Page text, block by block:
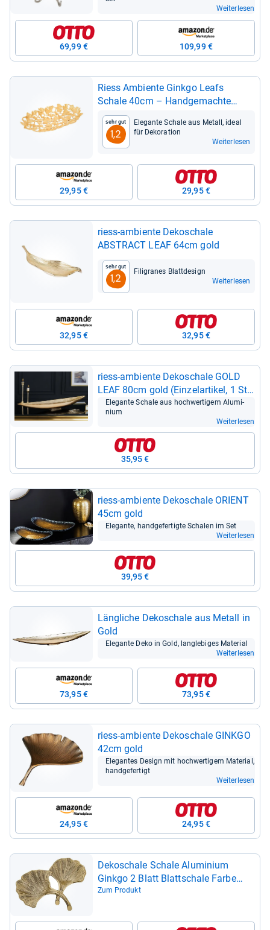
Weiterlesen
69,99 € 109,99 €
Riess Ambiente Ginkgo Leafs
Schale 40cm – Hand­ge­machte
Deko­schale aus Metall
Sehr gut
1,2
Ele­gante Schale aus Metall, ideal
für Deko­ra­tion
Weiterlesen
29,95 € 29,95 €
riess-​ambiente Deko­schale
ABSTRACT LEAF 64cm gold
Sehr gut
1,2
Fili­gra­nes Blatt­de­sign
Weiterlesen
32,95 € 32,95 €
riess-​ambiente Deko­schale GOLD
LEAF 80cm gold (Ein­zel­ar­ti­kel, 1 St),
Wohn­zim­mer · Metall · Blatt-​Design ·
Hand­ar­beit · Acces­soire
Ele­gante Schale aus hoch­wer­ti­gem Alu­mi­
nium
Weiterlesen
35,95 €
riess-​ambiente Deko­schale ORI­ENT
45cm gold
Ele­gante, hand­ge­fer­tigte Scha­len im Set
Weiterlesen
39,95 €
Läng­li­che Deko­schale aus Metall in
Gold
Ele­gante Deko in Gold, lang­le­bi­ges Mate­rial
Weiterlesen
73,95 € 73,95 €
riess-​ambiente Deko­schale GINKGO
42cm gold
Ele­gan­tes Design mit hoch­wer­ti­gem Mate­rial,
hand­ge­fer­tigt
Weiterlesen
24,95 € 24,95 €
Deko­schale Schale Alu­mi­nium
Ginkgo 2 Blatt Blatt­schale Farbe
gold
Zum Produkt